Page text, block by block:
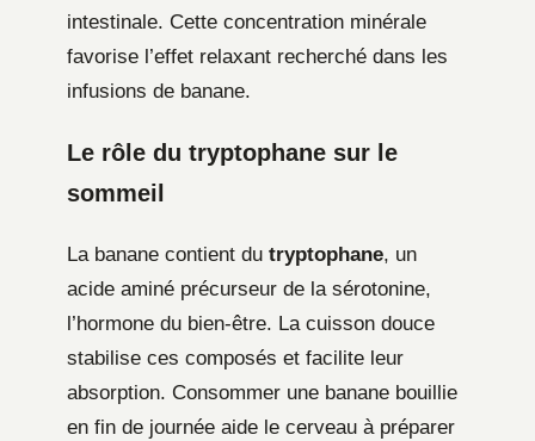
intestinale. Cette concentration minérale
favorise l’effet relaxant recherché dans les
infusions de banane.
Le rôle du tryptophane sur le
sommeil
La banane contient du tryptophane, un
acide aminé précurseur de la sérotonine,
l’hormone du bien-être. La cuisson douce
stabilise ces composés et facilite leur
absorption. Consommer une banane bouillie
en fin de journée aide le cerveau à préparer